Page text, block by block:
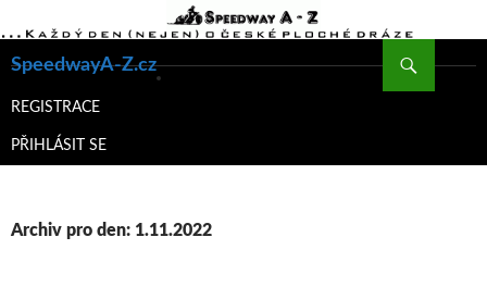
SpeedwayA-Z.cz
K
WEBU
REGISTRACE
PŘIHLÁSIT SE
Archiv pro den: 1.11.2022